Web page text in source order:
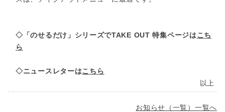
◇「のせるだけ」シリーズでTAKE OUT 特集ページはこち
ら
◇ニュースレターはこちら
以上
お知らせ（一覧）一覧へ